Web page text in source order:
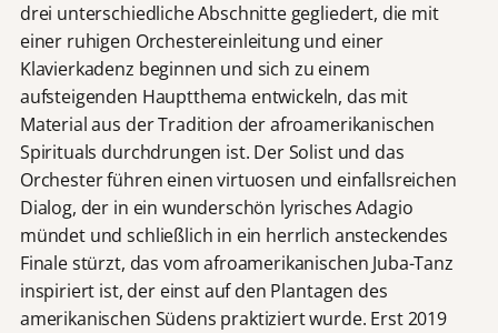
drei unterschiedliche Abschnitte gegliedert, die mit
einer ruhigen Orchestereinleitung und einer
Klavierkadenz beginnen und sich zu einem
aufsteigenden Hauptthema entwickeln, das mit
Material aus der Tradition der afroamerikanischen
Spirituals durchdrungen ist. Der Solist und das
Orchester führen einen virtuosen und einfallsreichen
Dialog, der in ein wunderschön lyrisches Adagio
mündet und schließlich in ein herrlich ansteckendes
Finale stürzt, das vom afroamerikanischen Juba-Tanz
inspiriert ist, der einst auf den Plantagen des
amerikanischen Südens praktiziert wurde. Erst 2019